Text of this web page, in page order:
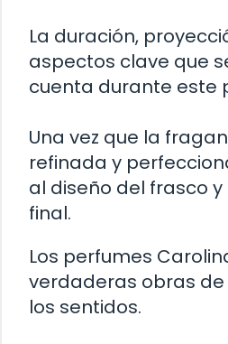
La duración,
aspectos clave que
cuenta durante este
Una vez que la
refinada y
al diseño del frasco
final.
Los perfumes
verdaderas obras
los sentidos.